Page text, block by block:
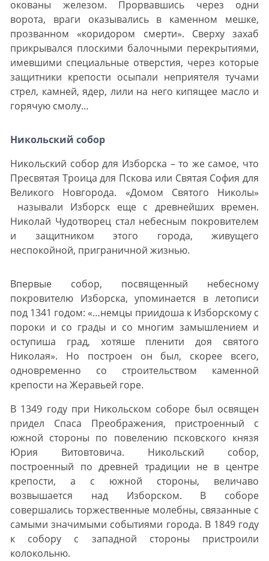
окованы железом. Прорвавшись через одни
ворота, враги оказывались в каменном мешке,
прозванном «коридором смерти». Сверху захаб
прикрывался плоскими балочными перекрытиями,
имевшими специальные отверстия, через которые
защитники крепости осыпали неприятеля тучами
стрел, камней, ядер, лили на него кипящее масло и
горячую смолу…
Никольский собор
Никольский собор для Изборска – то же самое, что
Пресвятая Троица для Пскова или Святая София для
Великого Новгорода. «Домом Святого Николы»
называли Изборск еще с древнейших времен.
Николай Чудотворец стал небесным покровителем
и защитником этого города, живущего
неспокойной, приграничной жизнью.
Впервые собор, посвященный небесному
покровителю Изборска, упоминается в летописи
под 1341 годом: «…немцы приидоша к Изборскому с
пороки и со грады и со многим замышлением и
оступиша град, хотяше пленити доя святого
Николая». Но построен он был, скорее всего,
одновременно со строительством каменной
крепости на Жеравьей горе.
В 1349 году при Никольском соборе был освящен
придел Спаса Преображения, пристроенный с
южной стороны по повелению псковского князя
Юрия Витовтовича. Никольский собор,
построенный по древней традиции не в центре
крепости, а с южной стороны, величаво
возвышается над Изборском. В соборе
совершались торжественные молебны, связанные с
самыми значимыми событиями города. В 1849 году
к собору с западной стороны пристроили
колокольню.